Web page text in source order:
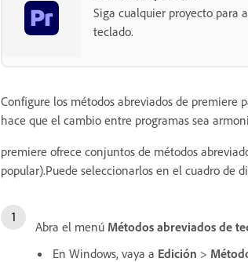
Siga cualquier proyecto para
teclado.
Configure los métodos abreviados de premiere
hace que el cambio entre programas sea
premiere ofrece conjuntos de métodos
popular).Puede seleccionarlos en el cuadro de
Abra el menú Métodos abreviados de
En Windows, vaya a Edición >